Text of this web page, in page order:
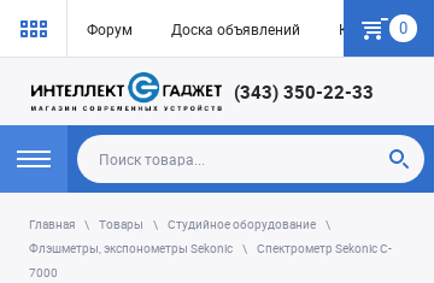
Форум Доска объявлений Как купить
0
(343) 350-22-33
Главная Товары
Студийное оборудование
Флэшметры, экспонометры Sekonic
Спектрометр Sekonic C-
7000